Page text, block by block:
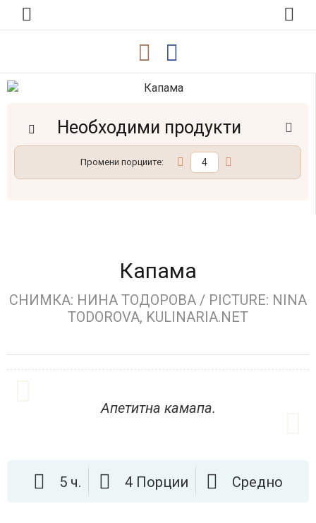
Необходими продукти
Промени порциите:
Капама
СНИМКА: НИНА ТОДОРОВА / PICTURE: NINA
TODOROVA, KULINARIA.NET
Апетитна камапа.
5 ч. 4 Порции Средно